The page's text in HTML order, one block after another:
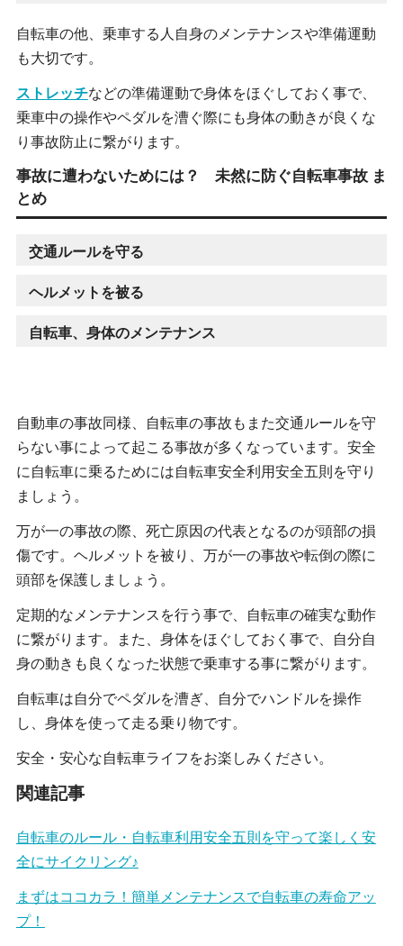
自転車の他、乗車する人自身のメンテナンスや準備運動
も大切です。
ストレッチなどの準備運動で身体をほぐしておく事で、
乗車中の操作やペダルを漕ぐ際にも身体の動きが良くな
り事故防止に繋がります。
事故に遭わないためには？ 未然に防ぐ自転車事故 ま
とめ
交通ルールを守る
ヘルメットを被る
自転車、身体のメンテナンス
自動車の事故同様、自転車の事故もまた交通ルールを守
らない事によって起こる事故が多くなっています。安全
に自転車に乗るためには自転車安全利用安全五則を守り
ましょう。
万が一の事故の際、死亡原因の代表となるのが頭部の損
傷です。ヘルメットを被り、万が一の事故や転倒の際に
頭部を保護しましょう。
定期的なメンテナンスを行う事で、自転車の確実な動作
に繋がります。また、身体をほぐしておく事で、自分自
身の動きも良くなった状態で乗車する事に繋がります。
自転車は自分でペダルを漕ぎ、自分でハンドルを操作
し、身体を使って走る乗り物です。
安全・安心な自転車ライフをお楽しみください。
関連記事
自転車のルール・自転車利用安全五則を守って楽しく安
全にサイクリング♪
まずはココカラ！簡単メンテナンスで自転車の寿命アッ
プ！